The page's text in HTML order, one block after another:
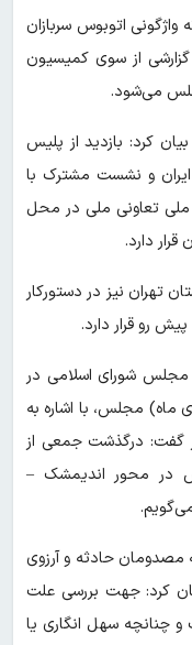
واژگونی اتوبوس سربازان
از سوی کمیسیون
می‌شود.
کرد: بازدید از پلیس
و نشست مشترک با
ملی تعاونی ملی در محل
دارد.
تهران نیز در دستورکار
رو قرار دارد.
مجلس شورای اسلامی در
مجلس، با اشاره به
گفت: درگذشت جمعی از
در محور اندیمشک –
مصدومان حادثه و آرزوی
کرد: جهت بررسی علت
چنانچه سهل انگاری یا